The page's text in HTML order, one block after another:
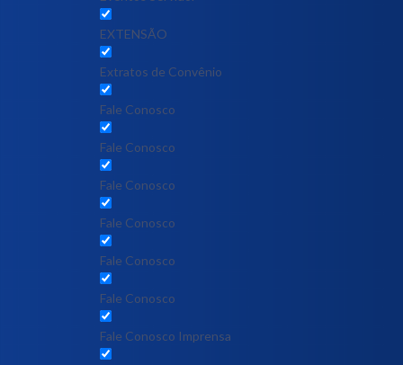
EXTENSÃO
Extratos de Convênio
Fale Conosco
Fale Conosco
Fale Conosco
Fale Conosco
Fale Conosco
Fale Conosco
Fale Conosco Imprensa